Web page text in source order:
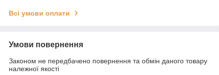
Всі умови оплати
Умови повернення
Законом не передбачено повернення та обмін даного товару
належної якості